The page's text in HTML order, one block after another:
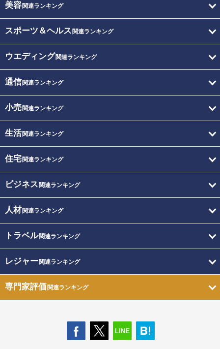
美容関連ランキング
スポーツ＆ヘルス 関連ランキング
ウエディング関連ランキング
通信関連ランキング
小売関連ランキング
生活関連ランキング
住宅関連ランキング
ビジネス 関連ランキング
人材関連ランキング
トラベル関連ランキング
レジャー関連ランキング
専門家評価関連ランキング